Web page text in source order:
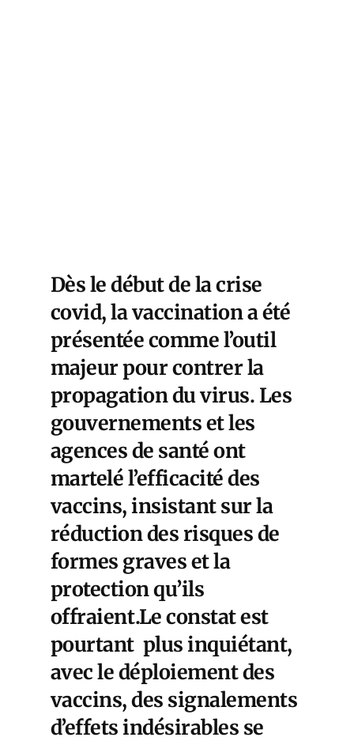
Dès le début de la crise
covid, la vaccination a été
présentée comme l’outil
majeur pour contrer la
propagation du virus. Les
gouvernements et les
agences de santé ont
martelé l’efficacité des
vaccins, insistant sur la
réduction des risques de
formes graves et la
protection qu’ils
offraient.Le constat est
pourtant plus inquiétant,
avec le déploiement des
vaccins, des signalements
d’effets indésirables se